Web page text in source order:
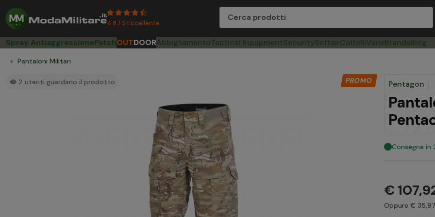
4.8 / 5 Eccellente
Spray AntiaggressionePatchOUTDOORAbbigliamentoTactical EquipmentSecuritySoftairColtelliVarieBrandsBlog
Pantaloni Militari
2 utenti guardano il prodotto Pentagon
Consegna in
€
Oppure €